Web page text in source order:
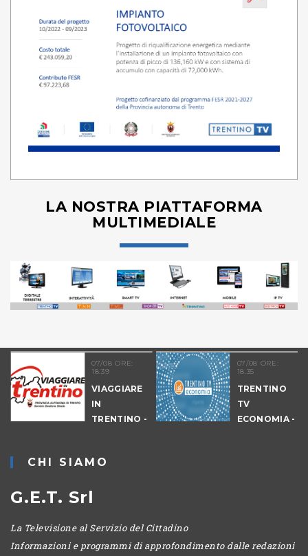
LA NOSTRA PIATTAFORMA
MULTIMEDIALE
07/08 ORE:
18.39
VIAGGIARE
IN
TRENTINO -
07/08 ORE:
18.35
TRENTINO
TV
ECONOMIA -
CHI SIAMO
G.E.T. Srl
La Televisione al Servizio del Cittadino
Informazioni e programmi di approfondimento dalle redazioni